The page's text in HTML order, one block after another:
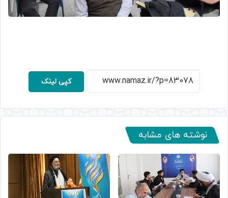
کپی لینک
نوشته های مشابه